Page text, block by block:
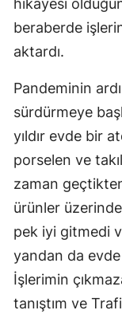
hikâyesi
beraberde
aktardı.
Pandeminin
sürdürmeye
yıldır evde bir
porselen ve
zaman
ürünler
pek iyi gitmedi
yandan da
İşlerimin
tanıştım ve